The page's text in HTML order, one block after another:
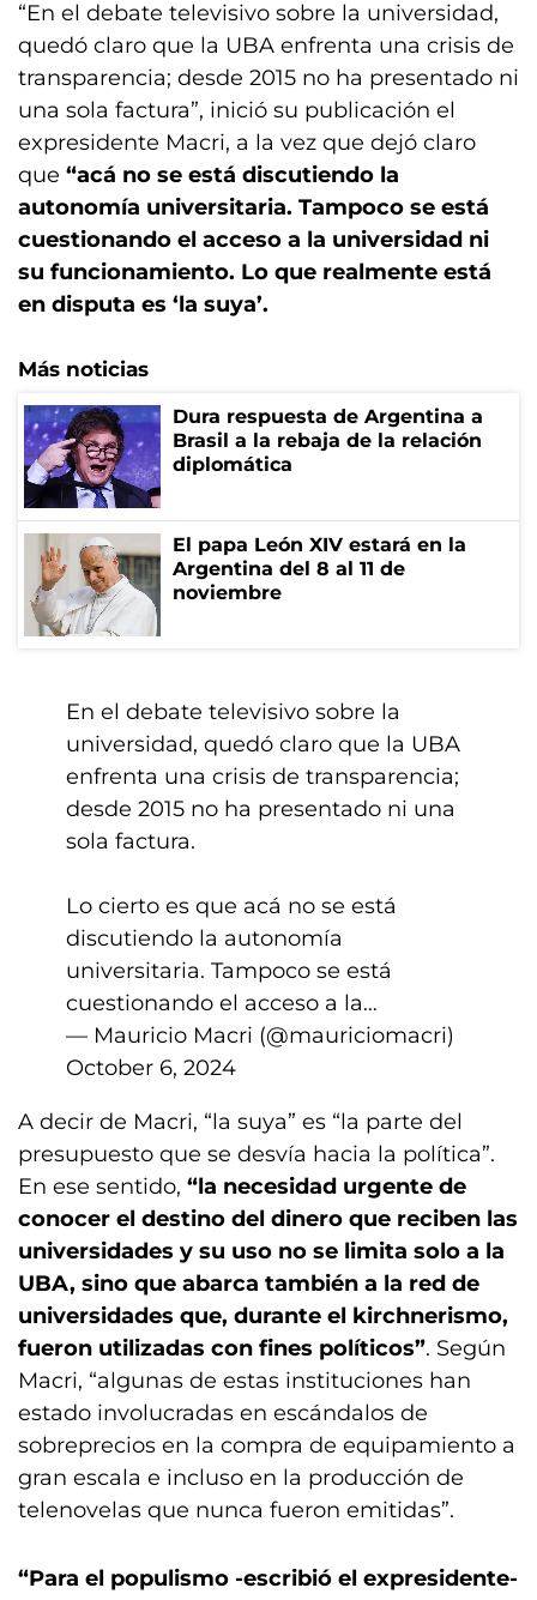
“En el debate televisivo sobre la universidad,
quedó claro que la UBA enfrenta una crisis de
transparencia; desde 2015 no ha presentado ni
una sola factura”, inició su publicación el
expresidente Macri, a la vez que dejó claro
que “acá no se está discutiendo la
autonomía universitaria. Tampoco se está
cuestionando el acceso a la universidad ni
su funcionamiento. Lo que realmente está
en disputa es ‘la suya’.
Más noticias
Dura respuesta de Argentina a
Brasil a la rebaja de la relación
diplomática
El papa León XIV estará en la
Argentina del 8 al 11 de
noviembre
En el debate televisivo sobre la
universidad, quedó claro que la UBA
enfrenta una crisis de transparencia;
desde 2015 no ha presentado ni una
sola factura.
Lo cierto es que acá no se está
discutiendo la autonomía
universitaria. Tampoco se está
cuestionando el acceso a la…
— Mauricio Macri (@mauriciomacri)
October 6, 2024
A decir de Macri, “la suya” es “la parte del
presupuesto que se desvía hacia la política”.
En ese sentido, “la necesidad urgente de
conocer el destino del dinero que reciben las
universidades y su uso no se limita solo a la
UBA, sino que abarca también a la red de
universidades que, durante el kirchnerismo,
fueron utilizadas con fines políticos”. Según
Macri, “algunas de estas instituciones han
estado involucradas en escándalos de
sobreprecios en la compra de equipamiento a
gran escala e incluso en la producción de
telenovelas que nunca fueron emitidas”.
“Para el populismo -escribió el expresidente-